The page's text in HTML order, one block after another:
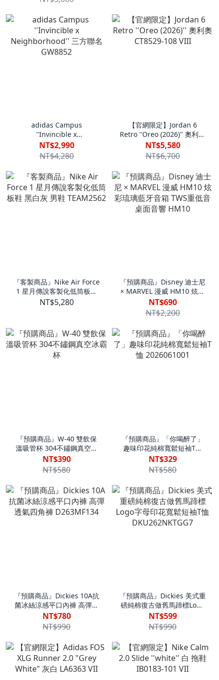
adidas Campus
''Invincible x
Neighborhood'' 三方聯名
GW8852
NT$2,990
NT$4,280
【官網限定】Jordan 6
Retro ''Oreo (2026)'' 奧利奧
CT8529-108 VIII
NT$5,580
NT$6,700
『客製商品』Nike Air Force
1 星月傳說客製化低筒板鞋
黑白灰 男鞋 TEAM2562
NT$5,280
『預購商品』Disney 迪士尼
× MARVEL 漫威 HM10 炫彩
琉璃藍牙音箱 TWS重低音桌
面音響 HM10
NT$690
NT$2,200
『預購商品』W-40 雙飲保
溫吸管杯 304不鏽鋼真空冰
霸杯
NT$390
NT$580
『預購商品』「你喝醉了」
趣味印花純棉寬鬆短袖T恤
2026061001
NT$329
NT$580
『預購商品』Dickies 10A抗
菌冰絲涼感平口內褲 高彈透
氣四角褲 D263MF134
NT$780
NT$990
『預購商品』Dickies 美式重
磅純棉復古做舊馬蹄標Logo
字母印花寬鬆短袖T恤
DKU262NKTGG7
NT$599
NT$990